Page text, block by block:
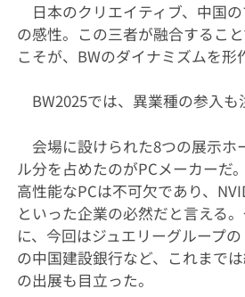
日本のクリエイティブ、中国
の感性。この三者が融合するこ
こそが、BWのダイナミズムを形
BW2025では、異業種の参入も
会場に設けられた8つの展示ホ
ル分を占めたのがPCメーカーだ
高性能なPCは不可欠であり、
といった企業の必然だと言える
に、今回はジュエリーグループ
の中国建設銀行など、これまで
の出展も目立った。